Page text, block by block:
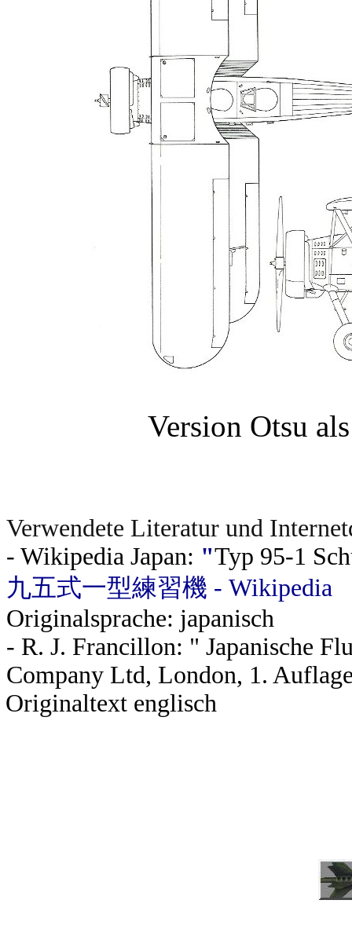
Version Otsu
Verwendete Literatur und
- Wikipedia Japan: "Typ 95-1
九五式一型練習機 - Wikipedia
Originalsprache: japanisch
- R. J. Francillon: " Japanische
Company Ltd, London, 1.
Originaltext englisch